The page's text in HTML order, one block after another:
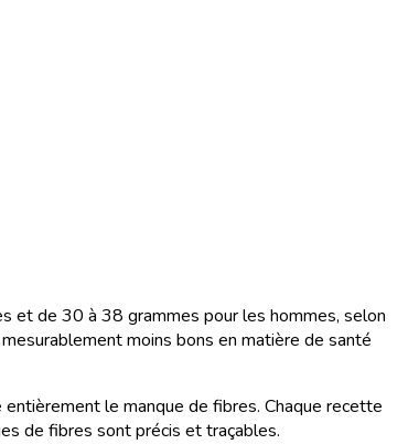
et de 30 à 38 grammes pour les hommes, selon
moins bons en matière de santé
le manque de fibres. Chaque recette
de fibres sont précis et traçables.